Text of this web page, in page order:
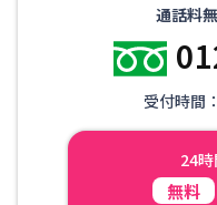
通話料
受付時間
24
無料